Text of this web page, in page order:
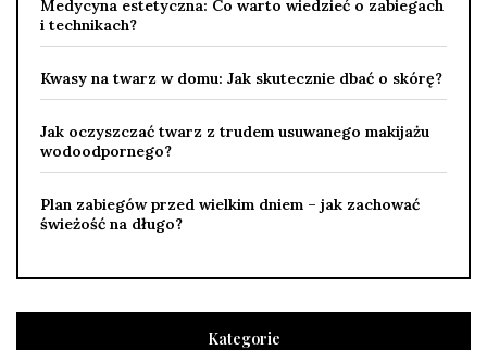
Medycyna estetyczna: Co warto wiedzieć o zabiegach
i technikach?
Kwasy na twarz w domu: Jak skutecznie dbać o skórę?
Jak oczyszczać twarz z trudem usuwanego makijażu
wodoodpornego?
Plan zabiegów przed wielkim dniem – jak zachować
świeżość na długo?
Kategorie